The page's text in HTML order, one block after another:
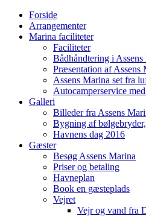
Forside
Arrangementer
Marina faciliteter
Faciliteter
Bådhåndtering i Assens
Præsentation af Assens
Assens Marina set fra
Autocamperservice
Galleri
Billeder fra Assens
Bygning af
Havnens dag 2016
Gæster
Besøg Assens Marina
Priser og betaling
Havneplan
Book en gæsteplads
Vejret
Vejr og vand fra